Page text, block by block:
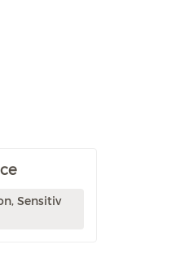
Sensitiv